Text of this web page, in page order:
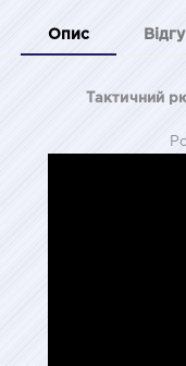
Опис
Тактичний